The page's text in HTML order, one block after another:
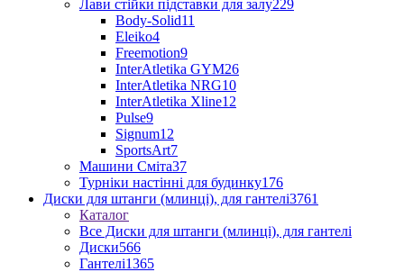
Лави стійки підставки для залу229
Body-Solid11
Eleiko4
Freemotion9
InterAtletika GYM26
InterAtletika NRG10
InterAtletika Xline12
Pulse9
Signum12
SportsArt7
Машини Сміта37
Турніки настінні для будинку176
Диски для штанги (млинці), для гантелі3761
Каталог
Все Диски для штанги (млинці), для гантелі
Диски566
Гантелі1365